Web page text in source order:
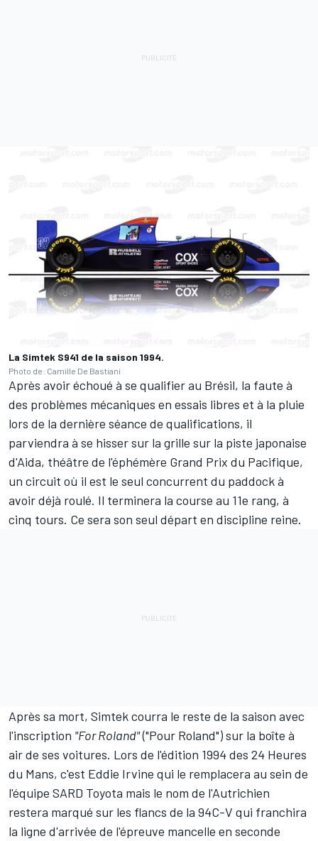
La Simtek S941 de la saison 1994.
Photo de: Camille De Bastiani
Après avoir échoué à se qualifier au Brésil, la faute à
des problèmes mécaniques en essais libres et à la pluie
lors de la dernière séance de qualifications, il
parviendra à se hisser sur la grille sur la piste japonaise
d'Aida, théâtre de l'éphémère Grand Prix du Pacifique,
un circuit où il est le seul concurrent du paddock à
avoir déjà roulé. Il terminera la course au 11e rang, à
cinq tours. Ce sera son seul départ en discipline reine.
Après sa mort, Simtek courra le reste de la saison avec
l'inscription "For Roland"("Pour Roland") sur la boîte à
air de ses voitures. Lors de l'édition 1994 des 24 Heures
du Mans, c'est Eddie Irvine qui le remplacera au sein de
l'équipe SARD Toyota mais le nom de l'Autrichien
restera marqué sur les flancs de la 94C-V qui franchira
la ligne d'arrivée de l'épreuve mancelle en seconde